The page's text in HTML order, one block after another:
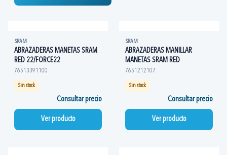
SRAM
ABRAZADERAS MANETAS SRAM
RED 22/FORCE22
76513391100
Sin stock
Consultar precio
Ver producto
SRAM
ABRAZADERAS MANILLAR
MANETAS SRAM RED
7651212107
Sin stock
Consultar precio
Ver producto